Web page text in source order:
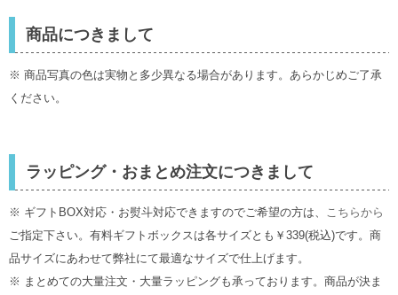
商品につきまして
※ 商品写真の色は実物と多少異なる場合があります。あらかじめご了承
ください。
ラッピング・おまとめ注文につきまして
※ ギフトBOX対応・お熨斗対応できますのでご希望の方は、 こちらから
ご指定下さい。有料ギフトボックスは各サイズとも￥339(税込)です。商
品サイズにあわせて弊社にて最適なサイズで仕上げます。
※ まとめての大量注文・大量ラッピングも承っております。商品が決ま